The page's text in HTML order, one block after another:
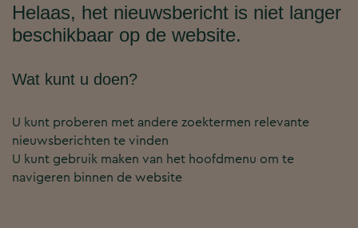
Helaas, het nieuwsbericht is niet langer
beschikbaar op de website.
Wat kunt u doen?
U kunt proberen met andere zoektermen relevante
nieuwsberichten te vinden
U kunt gebruik maken van het hoofdmenu om te
navigeren binnen de website